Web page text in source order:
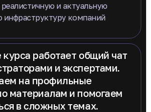
и актуальную
компаний
курса работает общий чат
и экспертами.
на профильные
материалам и помогаем
в сложных темах.